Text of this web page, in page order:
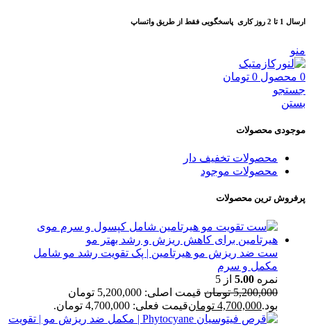
ارسال 1 تا 2 روز کاری پاسخگویی فقط از طریق واتساپ
منو
0 محصول 0 تومان
جستجو
بستن
موجودی محصولات
محصولات تخفیف دار
محصولات موجود
پرفروش ترین محصولات
ست ضد ریزش مو هیرتامین | پک تقویت رشد مو شامل
مکمل و سرم
نمره 5.00 از 5
5,200,000 تومان
قیمت اصلی: 5,200,000 تومان
بود.4,700,000 تومانقیمت فعلی: 4,700,000 تومان.